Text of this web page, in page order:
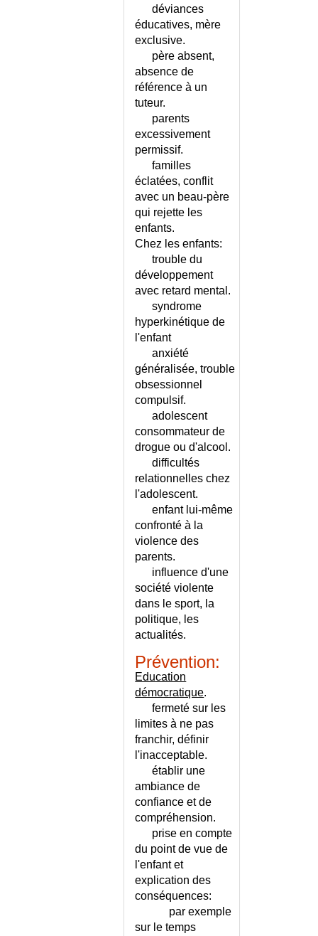
MELANOSE VULVAIRE
MEMBRANES HYALINES
MEMOIRE - AUTOEVALUATION
MEMOIRE - DEFINITIONS
MEMOIRE - ECHELLE
MEMOIRE - EXERCICES
MENIERE (MALADIE DE)
MENINGE (SYNDROME)
MENINGITE DE L'ENFANT ET
MENINGITE DU NOURRISSON
MENINGITE LYMPHOMATEUSE
MENINGO-ENCEPHALITE
MENOPAUSE - CONSEILS
MENOPAUSE PRECOCE
MERALGIE PARESTHESIQUE
MESOTHELIOME PLEURAL
MESSAGES URGENTS DE LA
METABOLIQUE (SYNDROME)
METABOLISME DU CALCIUM
METASTASES OSSEUSES
METATARSUS ADDUCTUS
METHEMOGLOBINEMIE
MIGRAINE - CALENDRIER
MIGRAINE DE L'ADULTE
MIGRAINE DE L'ENFANT
MIGRAINE OU AUTRE
déviances
éducatives, mère
exclusive.
père absent,
absence de
référence à un
tuteur.
parents
excessivement
permissif.
familles
éclatées, conflit
avec un beau-père
qui rejette les
enfants.
Chez les enfants:
trouble du
développement
avec retard mental.
syndrome
hyperkinétique de
l'enfant
anxiété
généralisée, trouble
obsessionnel
compulsif.
adolescent
consommateur de
drogue ou d'alcool.
difficultés
relationnelles chez
l'adolescent.
enfant lui-même
confronté à la
violence des
parents.
influence d'une
société violente
dans le sport, la
politique, les
actualités.
Prévention:
Education
démocratique.
fermeté sur les
limites à ne pas
franchir, définir
l'inacceptable.
établir une
ambiance de
confiance et de
compréhension.
prise en compte
du point de vue de
l'enfant et
explication des
conséquences:
par exemple
sur le temps